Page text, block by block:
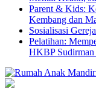
Parent & Kids:
Kembang dan
Sosialisasi
Pelatihan:
HKBP Sudirman